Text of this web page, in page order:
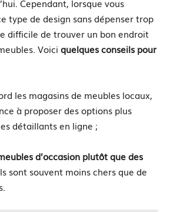
Cependant, lorsque vous
type de design sans dépenser trop
difficile de trouver un bon endroit
Voici quelques conseils pour
les magasins de meubles locaux,
à proposer des options plus
détaillants en ligne ;
d’occasion plutôt que des
sont souvent moins chers que de